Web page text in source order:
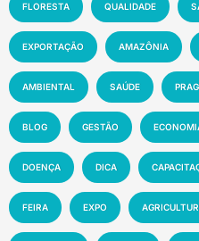
FLORESTA QUALIDADE
EXPORTAÇÃO AMAZÔNIA
AMBIENTAL SAÚDE
BLOG GESTÃO
DOENÇA DICA
FEIRA EXPO